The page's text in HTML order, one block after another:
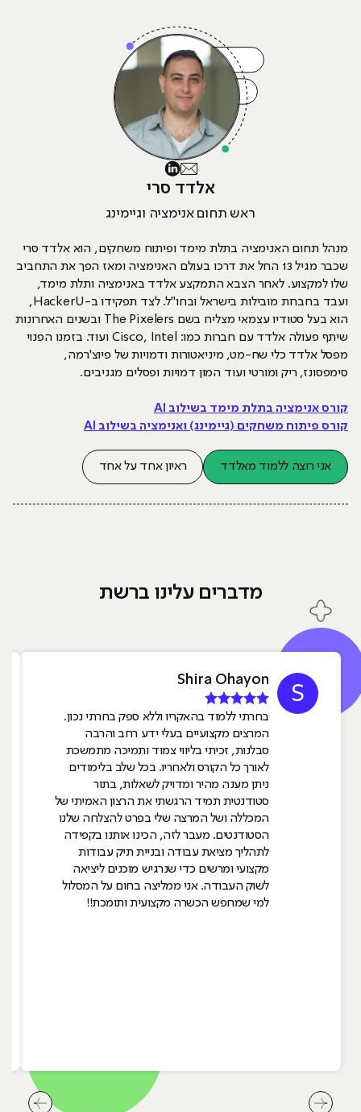
אלדד סרי
ראש תחום אנימציה וגיימינג
מנהל תחום האנימציה בתלת מימד ופיתוח משחקים, הוא אלדד סרי
שכבר מגיל 13 החל את דרכו בעולם האנימציה ומאז הפך את התחביב
שלו למקצוע. לאחר הצבא התמקצע אלדד באנימציה ותלת מימד,
ועבד בחברות מובילות בישראל ובחו"ל. לצד תפקידו ב-HackerU,
הוא בעל סטודיו עצמאי מצליח בשם The Pixelers ובשנים האחרונות
שיתף פעולה אלדד עם חברות כמו: Cisco, Intel ועוד. בזמנו הפנוי
מפסל אלדד כלי שח-מט, מיניאטורות ודמויות של פיוצ'רמה,
סימפסונז, ריק ומורטי ועוד המון דמויות ופסלים מגניבים.
קורס אנימציה בתלת מימד בשילוב AI
קורס פיתוח משחקים (גיימינג) ואנימציה בשילוב AI
אני רוצה ללמוד מאלדד ראיון אחד על אחד
מדברים עלינו ברשת
S
Shira Ohayon
בחרתי ללמוד בהאקריו וללא ספק בחרתי נכון.
המרצים מקצועיים בעלי ידע רחב והרבה
סבלנות, זכיתי בליווי צמוד ותמיכה מתמשכת
לאורך כל הקורס ולאחריו. בכל שלב בלימודים
ניתן מענה מהיר ומדויק לשאלות, בתור
סטודנטית תמיד הרגשתי את הרצון האמיתי של
המכללה ושל המרצה שלי בפרט להצלחה שלנו
הסטודנטים. מעבר לזה, הכינו אותנו בקפידה
לתהליך מציאת עבודה ובניית תיק עבודות
מקצועי ומרשים כדי שנרגיש מוכנים ליציאה
לשוק העבודה. אני ממליצה בחום על המסלול
למי שמחפש הכשרה מקצועית ותומכת!!